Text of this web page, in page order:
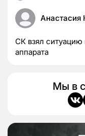
Анастасия
СК взял ситуацию
аппарата
Мы в